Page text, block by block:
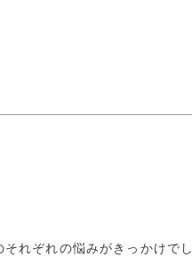
れぞれの悩みがきっかけでし